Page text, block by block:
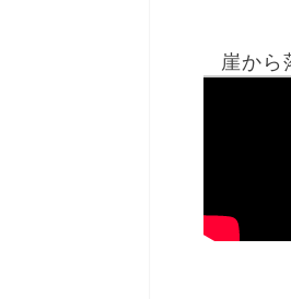
崖から